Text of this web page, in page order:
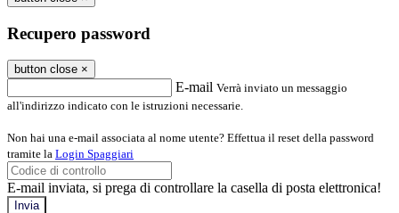
Recupero password
button close ×
E-mail Verrà inviato un messaggio
all'indirizzo indicato con le istruzioni necessarie.
Non hai una e-mail associata al nome utente? Effettua il reset della password
tramite la Login Spaggiari
E-mail inviata, si prega di controllare la casella di posta elettronica!